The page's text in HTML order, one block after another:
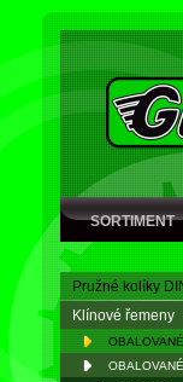
SORTIMENT
Pružné kolíky
Klínové řemeny
OBALOVANÉ
OBALOVANÉ